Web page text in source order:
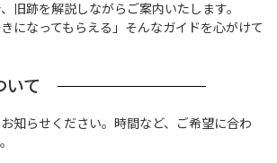
旧跡を解説しながらご案内いたします。
きになってもらえる」そんなガイドを心がけて
いて
知らせください。時間など、ご希望に合わ